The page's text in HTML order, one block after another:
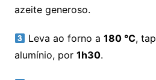
azeite generoso.
Leva ao forno a180 °C,
alumínio, por 1h30.